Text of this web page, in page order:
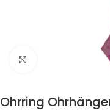
Zum Vergrößern
Ohrring